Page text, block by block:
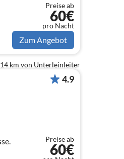
Preise ab
60€
pro Nacht
Zum Angebot
14 km von Unterleinleiter
4.9
Preise ab
60€